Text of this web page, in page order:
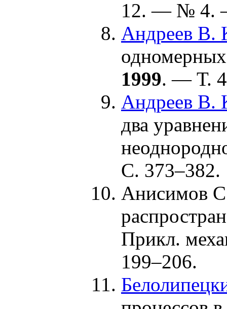
12. — № 4.
Андреев В.
1999. — Т.
Андреев В.
два
С. 373–382.
Анисимов
Прикл.
199–206.